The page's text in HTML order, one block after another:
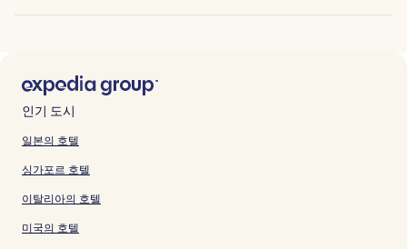
인기 도시
일본의 호텔
싱가포르 호텔
이탈리아의 호텔
미국의 호텔